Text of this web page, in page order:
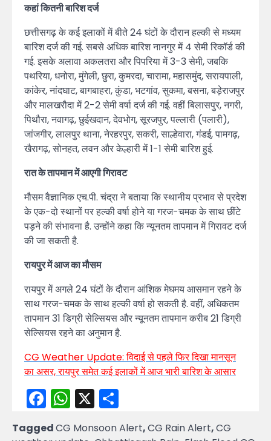
कहां कितनी बारिश दर्ज
छत्तीसगढ़ के कई इलाकों में बीते 24 घंटों के दौरान हल्की से मध्यम
बारिश दर्ज की गई. सबसे अधिक बारिश नानगुर में 4 सेमी रिकॉर्ड की
गई. इसके अलावा अकलतरा और पिपरिया में 3-3 सेमी, जबकि
पथरिया, धनोरा, मुंगेली, छुरा, कुमरदा, चारामा, महासमुंद, सरायपाली,
कांकेर, नांदघाट, बागबाहरा, कुंडा, भटगांव, सुकमा, बसना, बड़ेराजपुर
और मालखरौदा में 2-2 सेमी वर्षा दर्ज की गई. वहीं बिलासपुर, नगरी,
पिथौरा, नवागढ़, छुईखदान, देवभोग, सूरजपुर, पल्लारी (पलारी),
जांजगीर, लालपुर थाना, नेरहरपुर, सकरी, साल्हेवारा, गंडई, पामगढ़,
खैरागढ़, सोनहत, लवन और केल्हारी में 1-1 सेमी बारिश हुई.
रात के तापमान में आएगी गिरावट
मौसम वैज्ञानिक एच.पी. चंद्रा ने बताया कि स्थानीय प्रभाव से प्रदेश
के एक-दो स्थानों पर हल्की वर्षा होने या गरज-चमक के साथ छींटे
पड़ने की संभावना है. उन्होंने कहा कि न्यूनतम तापमान में गिरावट दर्ज
की जा सकती है.
रायपुर में आज का मौसम
रायपुर में अगले 24 घंटों के दौरान आंशिक मेघमय आसमान रहने के
साथ गरज-चमक के साथ हल्की वर्षा हो सकती है. वहीं, अधिकतम
तापमान 31 डिग्री सेल्सियस और न्यूनतम तापमान करीब 21 डिग्री
सेल्सियस रहने का अनुमान है.
CG Weather Update: विदाई से पहले फिर दिखा मानसून
का असर, रायपुर समेत कई इलाकों में आज भारी बारिश के आसार
Facebook
WhatsApp
X
TaggedCG Monsoon Alert,CG Rain Alert,CG